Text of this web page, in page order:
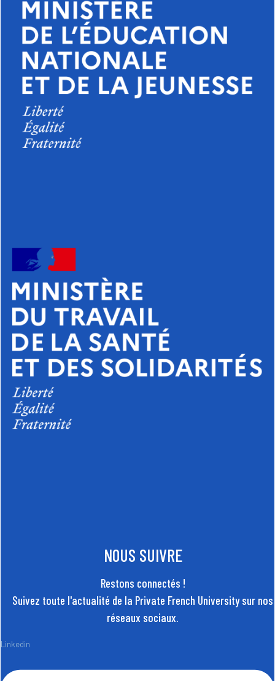
NOUS SUIVRE
Restons connectés !
Suivez toute l'actualité de la Private French University sur nos
réseaux sociaux.
Linkedin